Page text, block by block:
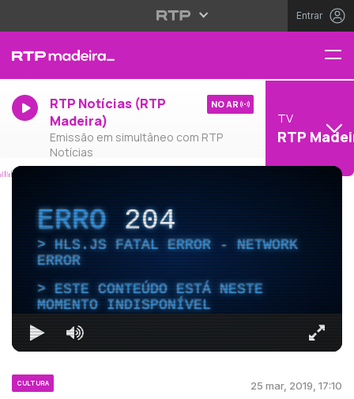
Entrar
RTP Notícias (RTP
Madeira)
Emissão em simultâneo com RTP
Notícias
NO AR
TV
RTP
ERRO204
HLS.JS FATAL ERROR - NETWORK
ERROR
ESTE CONTEÚDO ESTÁ NESTE
MOMENTO INDISPONÍVEL
CULTURA 25 mar, 2019, 17:10